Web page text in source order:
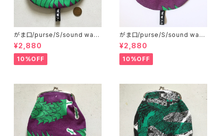
がま口/purse/S/sound wav
e
¥2,880
10%OFF
がま口/purse/S/sound wav
e B
¥2,880
10%OFF